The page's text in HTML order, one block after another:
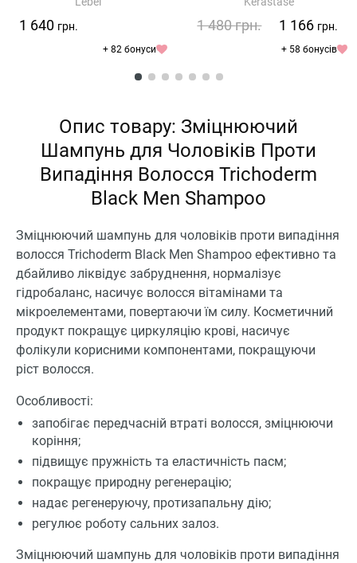
1 640 грн.
+ 82 бонуси
1 480грн. 1 166 грн.
+ 58 бонусів
Опис товару: Зміцнюючий
Шампунь для Чоловіків Проти
Випадіння Волосся Trichoderm
Black Men Shampoo
Зміцнюючий шампунь для чоловіків проти випадіння
волосся Trichoderm Black Men Shampoo ефективно та
дбайливо ліквідує забруднення, нормалізує
гідробаланс, насичує волосся вітамінами та
мікроелементами, повертаючи їм силу. Косметичний
продукт покращує циркуляцію крові, насичує
фолікули корисними компонентами, покращуючи
ріст волосся.
Особливості:
запобігає передчасній втраті волосся, зміцнюючи
коріння;
підвищує пружність та еластичність пасм;
покращує природну регенерацію;
надає регенеруючу, протизапальну дію;
регулює роботу сальних залоз.
Зміцнюючий шампунь для чоловіків проти випадіння